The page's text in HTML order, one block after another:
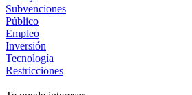
Subvenciones
Público
Empleo
Inversión
Tecnología
Restricciones